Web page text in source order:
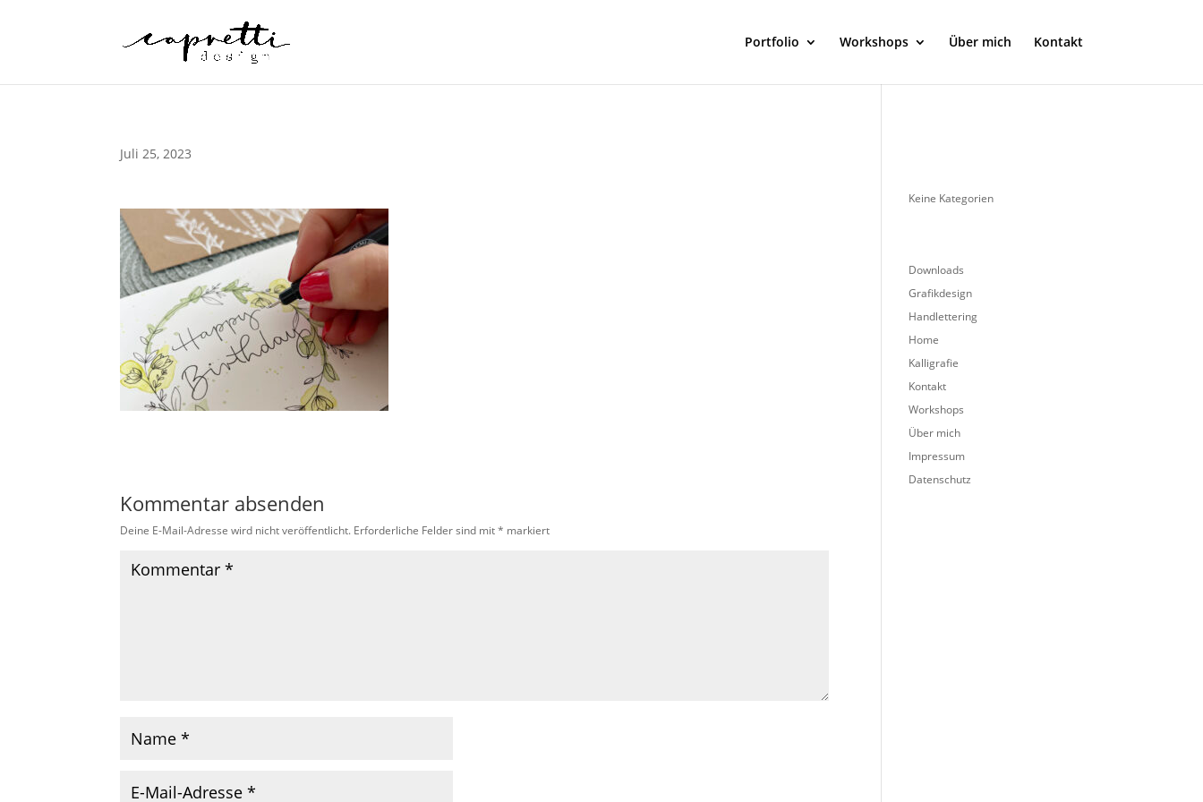
Portfolio Workshops Über mich Kontakt
Juli 25, 2023
Kommentar absenden
Deine E-Mail-Adresse wird nicht veröffentlicht. Erforderliche Felder sind mit* markiert
Keine Kategorien
Downloads
Grafikdesign
Handlettering
Home
Kalligrafie
Kontakt
Workshops
Über mich
Impressum
Datenschutz